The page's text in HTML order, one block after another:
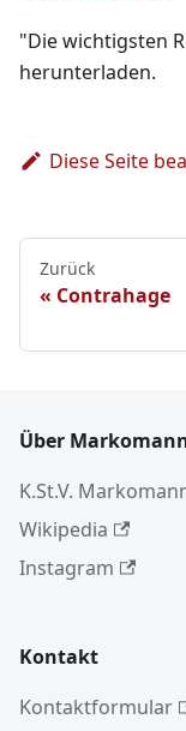
"Die wichtigsten
herunterladen.
Diese Seite
Zurück
Contrahage
Über
K.St.V.
Wikipedia
Instagram
Kontakt
Kontaktformular